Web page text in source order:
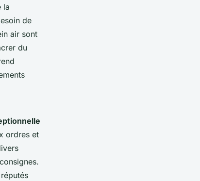
la
de
air sont
du
ordres et